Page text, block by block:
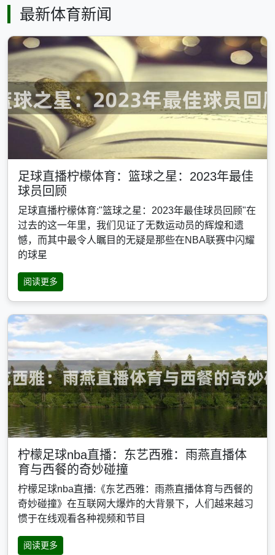
最新体育新闻
足球直播柠檬体育：篮球之星：2023年最佳
球员回顾
足球直播柠檬体育:"篮球之星：2023年最佳球员回顾"在
过去的这一年里，我们见证了无数运动员的辉煌和遗
憾，而其中最令人瞩目的无疑是那些在NBA联赛中闪耀
的球星
阅读更多
柠檬足球nba直播：东艺西雅：雨燕直播体
育与西餐的奇妙碰撞
柠檬足球nba直播:《东艺西雅：雨燕直播体育与西餐的
奇妙碰撞》在互联网大爆炸的大背景下，人们越来越习
惯于在线观看各种视频和节目
阅读更多